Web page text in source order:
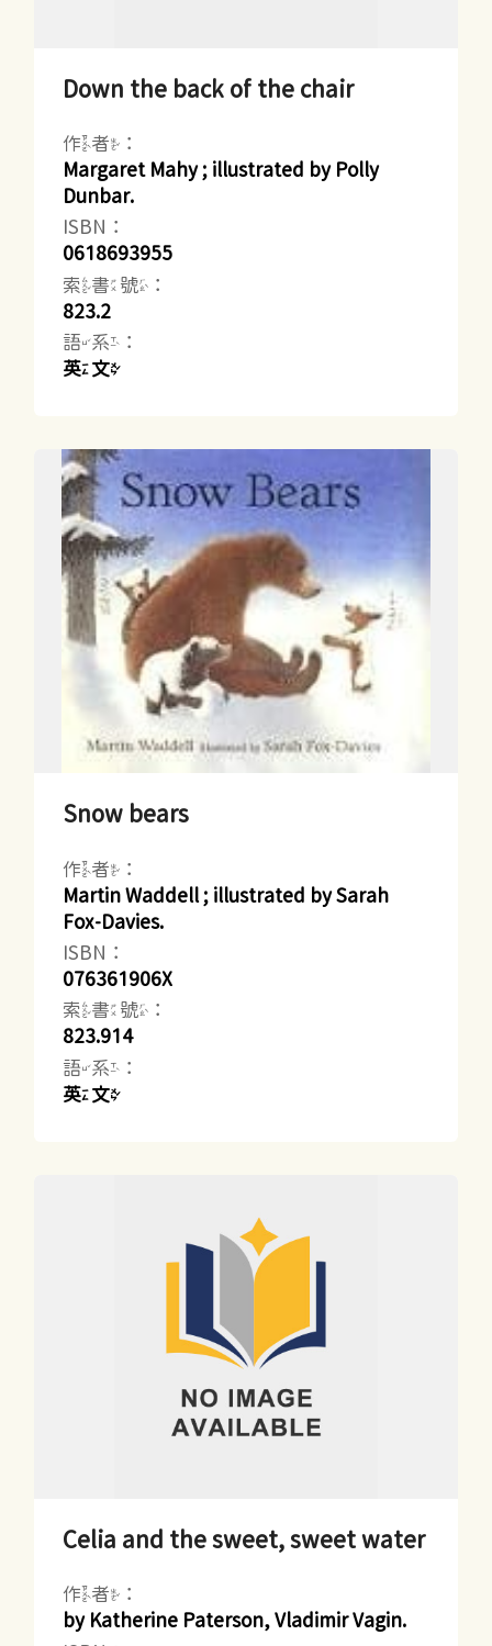
Down the back of the chair
作者：
Margaret Mahy ; illustrated by Polly
Dunbar.
ISBN：
0618693955
索書號：
823.2
語系：
英文
Snow bears
作者：
Martin Waddell ; illustrated by Sarah
Fox-Davies.
ISBN：
076361906X
索書號：
823.914
語系：
英文
Celia and the sweet, sweet water
作者：
by Katherine Paterson, Vladimir Vagin.